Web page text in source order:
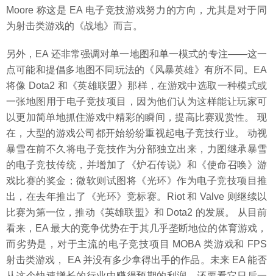
Moore 称这是 EA 电子竞技游戏努力的方向，尤其是对于同
为射击类游戏的《战地》而言。
另外，EA 还非常强调对单一地图和单一模式的专注——这一
点可能和提倡多地图不同玩法的《风暴英雄》有所不同。EA
将像 Dota2 和《英雄联盟》那样，在游戏中选取一种模式或
一张地图用于电子竞技项目，因为他们认为这样能让玩家可
以更加简单地抓住游戏中精彩的瞬间，提高比赛观赏性。 现
在，大型的游戏公司都开始纷纷重视起电子竞技行业。 动视
暴雪在前不久将电子竞技作为分部独立出来，力图继承暴雪
的电子竞技传统，并增加了《炉石传说》和《使命召唤》游
戏比赛的奖金；微软则试图将《光环》作为电子竞技项目推
出，在去年推出了《光环》竞标赛。Riot 和 Valve 则继续以
比赛为第一位，推动《英雄联盟》和 Dota2 的发展。 从目前
看来，EA 最大的竞争优势在于其几乎垄断地位的体育游戏，
而劣势是，对于主流的电子竞技项目 MOBA 类游戏和 FPS
射击类游戏， EA 并没有多少拿得出手的作品。未来 EA 能否